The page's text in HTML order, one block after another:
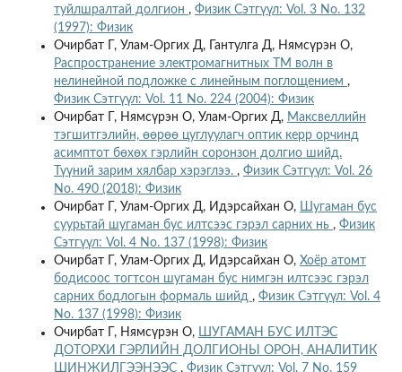
туйлшралтай долгион , Физик Сэтгүүл: Vol. 3 No. 132
(1997): Физик
Очирбат Г, Улам-Оргих Д, Гантулга Д, Нямсүрэн О,
Распространение электромагнитных ТМ волн в
нелинейной подложке с линейным поглощением ,
Физик Сэтгүүл: Vol. 11 No. 224 (2004): Физик
Очирбат Г, Нямсүрэн О, Улам-Оргих Д, Максвеллийн
тэгшитгэлийн, өөрөө цуглуулагч оптик керр орчинд
асимптот бөхөх гэрлийн соронзон долгио шийд.
Түүний зарим хялбар хэрэглээ. , Физик Сэтгүүл: Vol. 26
No. 490 (2018): Физик
Очирбат Г, Улам-Оргих Д, Идэрсайхан О, Шугаман бус
суурьтай шугаман бус илтсээс гэрэл сарних нь , Физик
Сэтгүүл: Vol. 4 No. 137 (1998): Физик
Очирбат Г, Улам-Оргих Д, Идэрсайхан О, Хоёр атомт
бодисоос тогтсон шугаман бус нимгэн илтсээс гэрэл
сарних бодлогын формаль шийд , Физик Сэтгүүл: Vol. 4
No. 137 (1998): Физик
Очирбат Г, Нямсүрэн О, ШУГАМАН БУС ИЛТЭС
ДОТОРХИ ГЭРЛИЙН ДОЛГИОНЫ ОРОН, АНАЛИТИК
ШИНЖИЛГЭЭНЭЭС , Физик Сэтгүүл: Vol. 7 No. 159